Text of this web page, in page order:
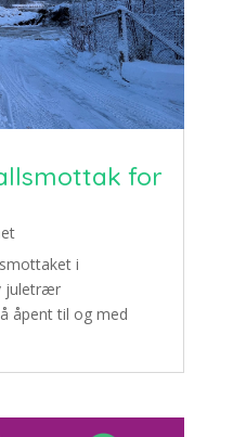
for
i
juletrær
åpent til og med